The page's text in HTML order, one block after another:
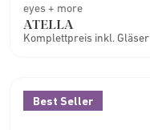
eyes + more
ATELLA
Komplettpreis inkl. Gläser
Best Seller